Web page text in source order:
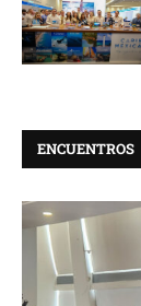
ENCUENTROS